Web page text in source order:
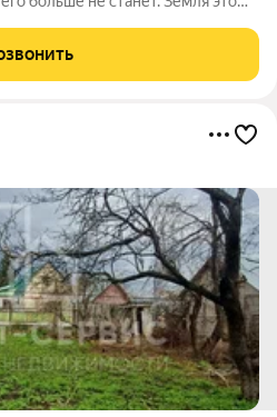
вы знаете, что земля может